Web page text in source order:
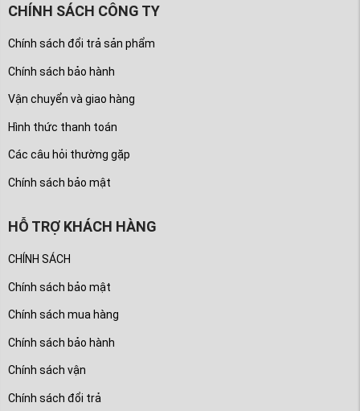
CHÍNH SÁCH CÔNG TY
Chính sách đổi trả sản phẩm
Chính sách bảo hành
Vận chuyển và giao hàng
Hình thức thanh toán
Các câu hỏi thường gặp
Chính sách bảo mật
HỖ TRỢ KHÁCH HÀNG
CHÍNH SÁCH
Chính sách bảo mật
Chính sách mua hàng
Chính sách bảo hành
Chính sách vận
Chính sách đổi trả